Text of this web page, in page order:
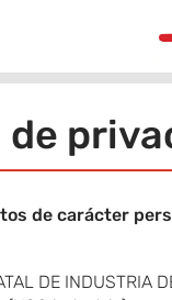
de carácter
DE INDUSTRIA